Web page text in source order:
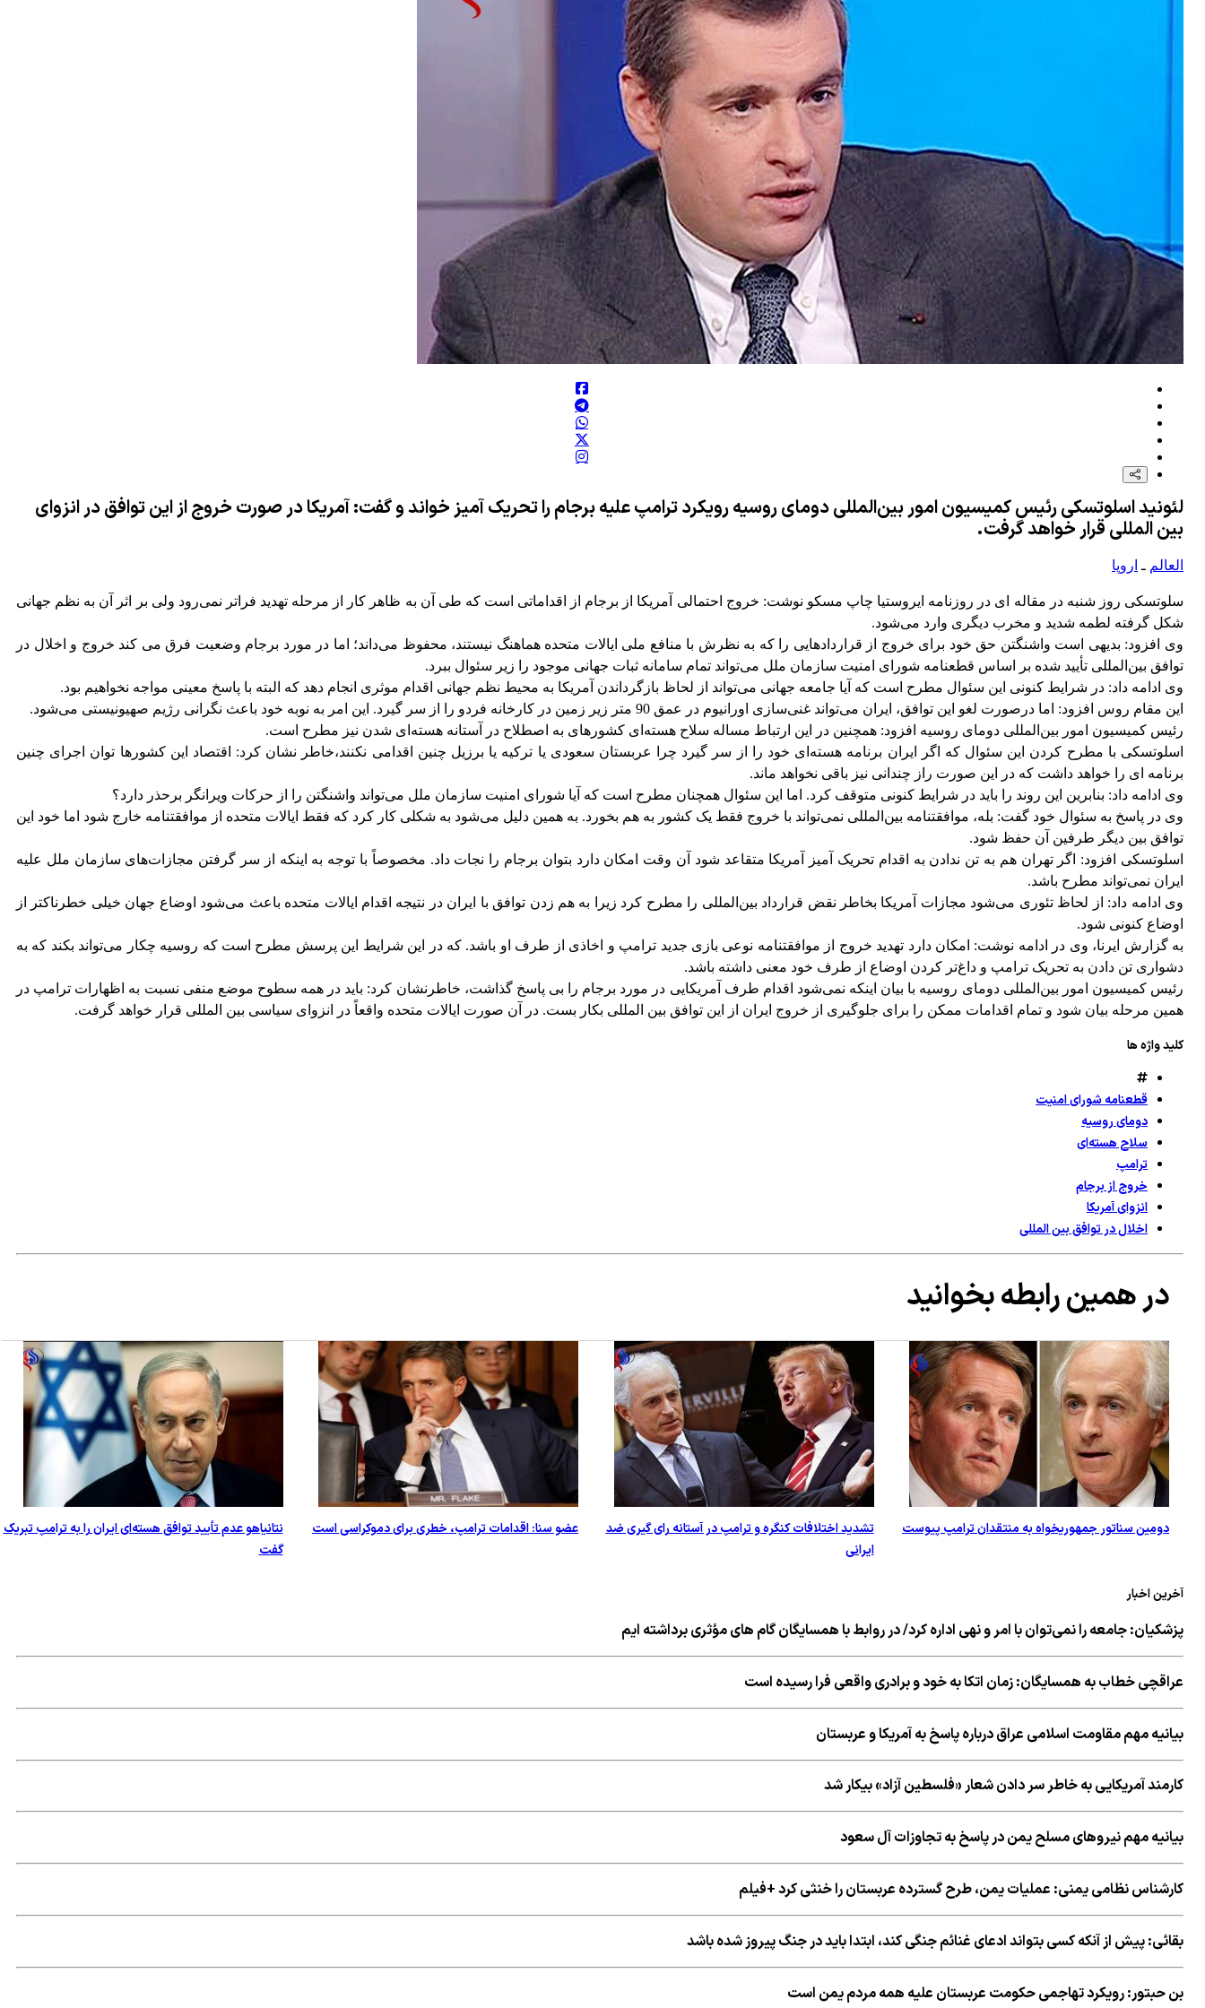
بن حبتور: رویکرد تهاجمی حکومت عربستان علیه همه مردم یمن است
عضو فراکسیون مقاومت: ترامپ به دلیل ارزیابی نادرست از قدرت ایران، در مخمصه افتاده است
گزارش العالم از جزئیات عملیات جدید یمنی‌ها علیه اهداف سعودی +فیلم
لئونید اسلوتسکی رئیس کمیسیون امور بین‌المللی دومای روسیه رویکرد ترامپ علیه برجام را تحریک آمیز خواند و گفت: آمریکا در صورت خروج از این توافق در انزوای
بین المللی قرار خواهد گرفت.
العالم ـ اروپا
سلوتسکی روز شنبه در مقاله ای در روزنامه ایروستیا چاپ مسکو نوشت: خروج احتمالی آمریکا از برجام از اقداماتی است که طی آن به ظاهر کار از مرحله تهدید فراتر نمی‌رود ولی بر اثر آن به نظم جهانی
شکل گرفته لطمه شدید و مخرب دیگری وارد می‌شود.
وی افزود: بدیهی است واشنگتن حق خود برای خروج از قراردادهایی را که به نظرش با منافع ملی ایالات متحده هماهنگ نیستند، محفوظ می‌داند؛ اما در مورد برجام وضعیت فرق می کند خروج و اخلال در
توافق بین‌المللی تأیید شده بر اساس قطعنامه شورای امنیت سازمان ملل می‌تواند تمام سامانه ثبات جهانی موجود را زیر سئوال ببرد.
وی ادامه داد: در شرایط کنونی این سئوال مطرح است که آیا جامعه جهانی می‌تواند از لحاظ بازگرداندن آمریکا به محیط نظم جهانی اقدام موثری انجام دهد که البته با پاسخ معینی مواجه نخواهیم بود.
این مقام روس افزود: اما درصورت لغو این توافق، ایران می‌تواند غنی‌سازی اورانیوم در عمق 90 متر زیر زمین در کارخانه فردو را از سر گیرد. این امر به نوبه خود باعث نگرانی رژیم صهیونیستی می‌شود.
رئیس کمیسیون امور بین‌المللی دومای روسیه افزود: همچنین در این ارتباط مساله سلاح هسته‌ای کشورهای به اصطلاح در آستانه هسته‌ای شدن نیز مطرح است.
اسلوتسکی با مطرح کردن این سئوال که اگر ایران برنامه هسته‌ای خود را از سر گیرد چرا عربستان سعودی یا ترکیه یا برزیل چنین اقدامی نکنند،خاطر نشان کرد: اقتصاد این کشورها توان اجرای چنین
برنامه ای را خواهد داشت که در این صورت راز چندانی نیز باقی نخواهد ماند.
وی ادامه داد: بنابرین این روند را باید در شرایط کنونی متوقف کرد. اما این سئوال همچنان مطرح است که آیا شورای امنیت سازمان ملل می‌تواند واشنگتن را از حرکات ویرانگر برحذر دارد؟
وی در پاسخ به سئوال خود گفت: بله، موافقتنامه بین‌المللی نمی‌تواند با خروج فقط یک کشور به هم بخورد. به همین دلیل می‌شود به شکلی کار کرد که فقط ایالات متحده از موافقتنامه خارج شود اما خود این
توافق بین دیگر طرفین آن حفظ شود.
اسلوتسکی افزود: اگر تهران هم به تن ندادن به اقدام تحریک آمیز آمریکا متقاعد شود آن وقت امکان دارد بتوان برجام را نجات داد. مخصوصاً با توجه به اینکه از سر گرفتن مجازات‌های سازمان ملل علیه
ایران نمی‌تواند مطرح باشد.
وی ادامه داد: از لحاظ تئوری می‌شود مجازات آمریکا بخاطر نقض قرارداد بین‌المللی را مطرح کرد زیرا به هم زدن توافق با ایران در نتیجه اقدام ایالات متحده باعث می‌شود اوضاع جهان خیلی خطرناکتر از
اوضاع کنونی شود.
به گزارش ایرنا، وی در ادامه نوشت: امکان دارد تهدید خروج از موافقتنامه نوعی بازی جدید ترامپ و اخاذی از طرف او باشد. که در این شرایط این پرسش مطرح است که روسیه چکار می‌تواند بکند که به
دشواری تن دادن به تحریک ترامپ و داغ‌تر کردن اوضاع از طرف خود معنی داشته باشد.
رئیس کمیسیون امور بین‌المللی دومای روسیه با بیان اینکه نمی‌شود اقدام طرف آمریکایی در مورد برجام را بی پاسخ گذاشت، خاطرنشان کرد: باید در همه سطوح موضع منفی نسبت به اظهارات ترامپ در
همین مرحله بیان شود و تمام اقدامات ممکن را برای جلوگیری از خروج ایران از این توافق بین المللی بکار بست. در آن صورت ایالات متحده واقعاً در انزوای سیاسی بین المللی قرار خواهد گرفت.
کلید واژه ها
قطعنامه شورای امنیت
دومای روسیه
سلاح هسته‌ای
ترامپ
خروج از برجام
انزوای آمریکا
اخلال در توافق بین المللی
در همین رابطه بخوانید
دومین سناتور جمهوریخواه به منتقدان ترامپ پیوست
تشدید اختلافات کنگره و ترامپ در آستانه رای گیری ضد
ایرانی
عضو سنا: اقدامات ترامپ، خطری برای دموکراسی است
نتانیاهو عدم تأیید توافق هسته‌ای ایران را به ترامپ تبریک
گفت
آخرین اخبار
پزشکیان: جامعه را نمی‌توان با امر و نهی اداره کرد/ در روابط با همسایگان گام های مؤثری برداشته ایم
عراقچی خطاب به همسایگان: زمان اتکا به خود و برادری واقعی فرا رسیده است
بیانیه مهم مقاومت اسلامی عراق درباره پاسخ به آمریکا و عربستان
کارمند آمریکایی به خاطر سر دادن شعار «فلسطین آزاد» بیکار شد
بیانیه مهم نیروهای مسلح یمن در پاسخ به تجاوزات آل سعود
کارشناس نظامی یمنی: عملیات یمن، طرح گسترده عربستان را خنثی کرد +فیلم
بقائی: پیش از آنکه کسی بتواند ادعای غنائم جنگی کند، ابتدا باید در جنگ پیروز شده باشد
بن حبتور: رویکرد تهاجمی حکومت عربستان علیه همه مردم یمن است